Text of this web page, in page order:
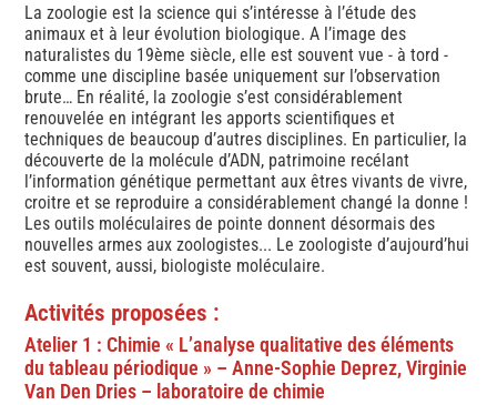
La zoologie est la science qui s’intéresse à l’étude des
animaux et à leur évolution biologique. A l’image des
naturalistes du 19ème siècle, elle est souvent vue - à tord -
comme une discipline basée uniquement sur l’observation
brute… En réalité, la zoologie s’est considérablement
renouvelée en intégrant les apports scientifiques et
techniques de beaucoup d’autres disciplines. En particulier, la
découverte de la molécule d’ADN, patrimoine recélant
l’information génétique permettant aux êtres vivants de vivre,
croitre et se reproduire a considérablement changé la donne !
Les outils moléculaires de pointe donnent désormais des
nouvelles armes aux zoologistes... Le zoologiste d’aujourd’hui
est souvent, aussi, biologiste moléculaire.
Activités proposées :
Atelier 1 : Chimie « L’analyse qualitative des éléments
du tableau périodique » – Anne-Sophie Deprez, Virginie
Van Den Dries – laboratoire de chimie